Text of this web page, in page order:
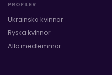
PROFILER
Ukrainska kvinnor
Ryska kvinnor
Alla medlemmar